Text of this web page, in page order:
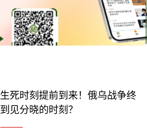
生死时刻提前到来！俄乌战争终
到见分晓的时刻？